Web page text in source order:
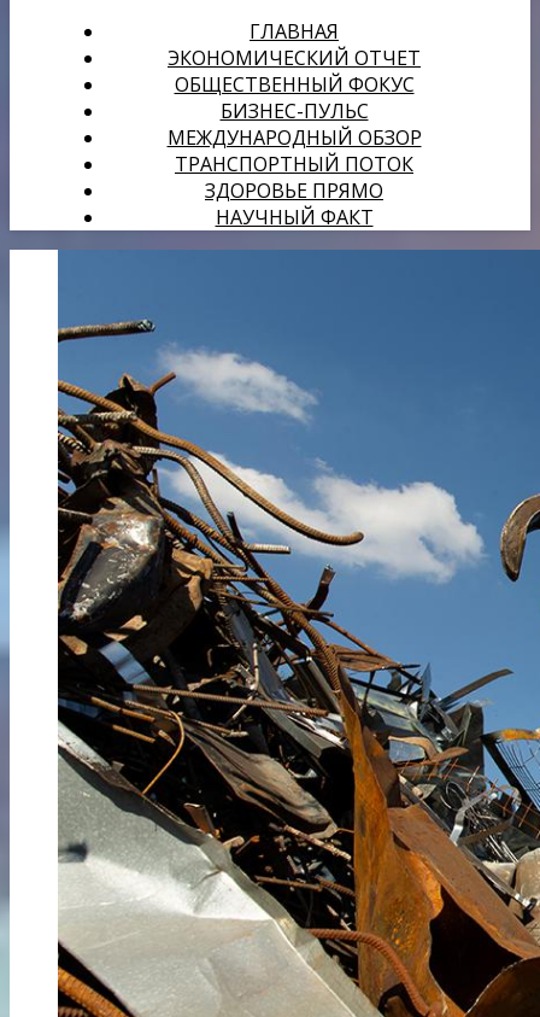
ГЛАВНАЯ
ЭКОНОМИЧЕСКИЙ ОТЧЕТ
ОБЩЕСТВЕННЫЙ ФОКУС
БИЗНЕС-ПУЛЬС
МЕЖДУНАРОДНЫЙ ОБЗОР
ТРАНСПОРТНЫЙ ПОТОК
ЗДОРОВЬЕ ПРЯМО
НАУЧНЫЙ ФАКТ